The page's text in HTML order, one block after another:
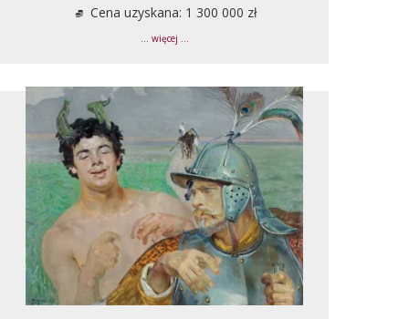
Cena uzyskana: 1 300 000 zł
... więcej ...